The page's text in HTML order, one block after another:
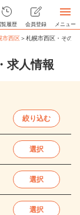
覧履歴 会員登録 メニュー
市西区＞札幌市西区・その
求人情報
絞り込む
選択
選択
選択